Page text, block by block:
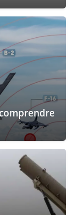
comprendre